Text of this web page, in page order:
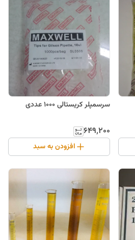
سرسمپلر کریستالی 1000 عددی
۶۴۹٬۲۰۰
افزودن به سبد